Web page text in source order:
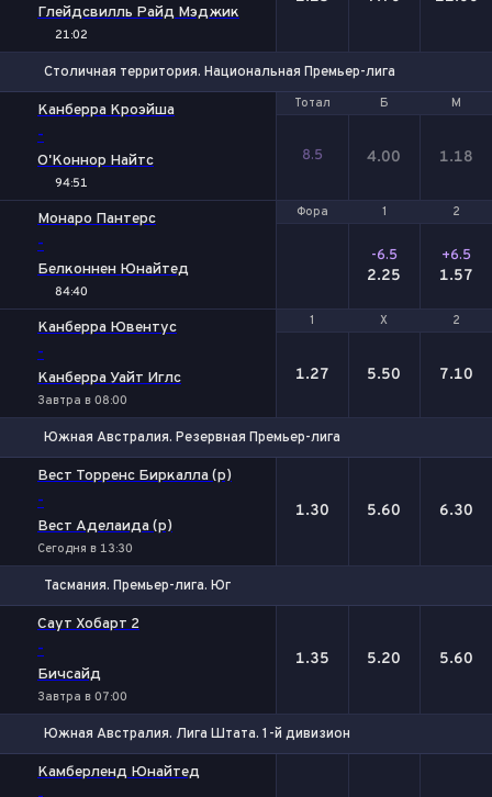
Глейдсвилль Райд Мэджик
21:02
Столичная территория. Национальная Премьер-лига
Тотал Б М
Канберра Кроэйша
-
О'Коннор Найтс
94:51
Тотал Б М
8.5 4.00 1.18
Фора 1 2
Монаро Пантерс
-
Белконнен Юнайтед
84:40
Фора 1 2
-6.5
2.25
+6.5
1.57
1 Х 2
Канберра Ювентус
-
Канберра Уайт Иглс
Завтра в 08:00
1 Х 2
1.27 5.50 7.10
Южная Австралия. Резервная Премьер-лига
Вест Торренс Биркалла (р)
-
Вест Аделаида (р)
Сегодня в 13:30
1.30 5.60 6.30
Тасмания. Премьер-лига. Юг
Саут Хобарт 2
-
Бичсайд
Завтра в 07:00
1.35 5.20 5.60
Южная Австралия. Лига Штата. 1-й дивизион
Камберленд Юнайтед